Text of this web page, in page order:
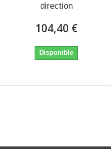
direction
104,40 €
Disponible